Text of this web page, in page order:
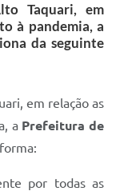
Taquari, em
à pandemia, a
da seguinte
em relação as
aPrefeitura de
por todas as